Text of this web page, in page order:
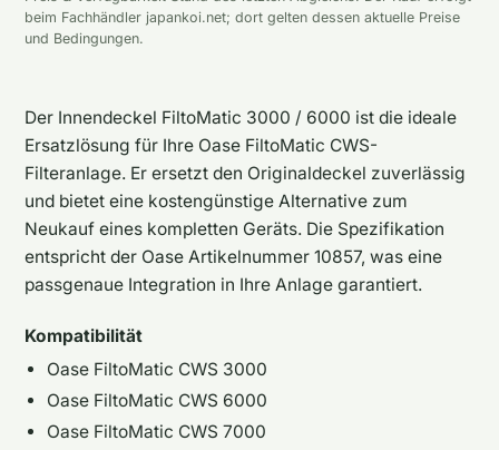
beim Fachhändler japankoi.net; dort gelten dessen aktuelle Preise
und Bedingungen.
Der Innendeckel FiltoMatic 3000 / 6000 ist die ideale
Ersatzlösung für Ihre Oase FiltoMatic CWS-
Filteranlage. Er ersetzt den Originaldeckel zuverlässig
und bietet eine kostengünstige Alternative zum
Neukauf eines kompletten Geräts. Die Spezifikation
entspricht der Oase Artikelnummer 10857, was eine
passgenaue Integration in Ihre Anlage garantiert.
Kompatibilität
Oase FiltoMatic CWS 3000
Oase FiltoMatic CWS 6000
Oase FiltoMatic CWS 7000